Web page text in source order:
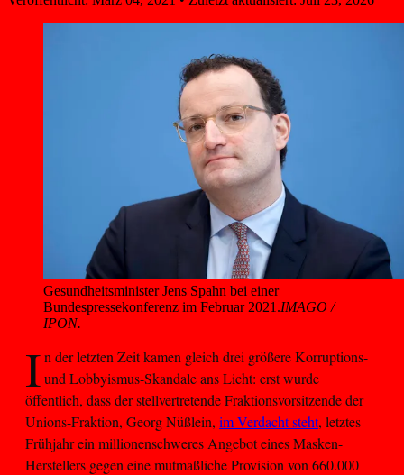
Gesundheitsminister Jens Spahn bei einer
Bundespressekonferenz im Februar 2021.IMAGO /
IPON.
In der letzten Zeit kamen gleich drei größere Korruptions-
und Lobbyismus-Skandale ans Licht: erst wurde
öffentlich, dass der stellvertretende Fraktionsvorsitzende der
Unions-Fraktion, Georg Nüßlein, im Verdacht steht, letztes
Frühjahr ein millionenschweres Angebot eines Masken-
Herstellers gegen eine mutmaßliche Provision von 660.000